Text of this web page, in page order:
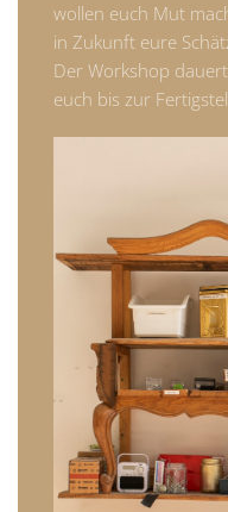
wollen euch Mut
in Zukunft eure
Der Workshop
euch bis zur